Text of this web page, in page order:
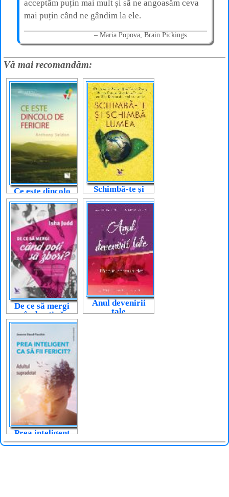
acceptăm puțin mai mult și să ne angoasăm ceva
mai puțin când ne gândim la ele.
Maria Popova, Brain Pickings
Vă mai recomandăm:
Ce este dincolo
de fericire
Schimbă-te și
schimbă lumea
De ce să mergi
când poți să
zbori?
Anul devenirii
tale
Prea inteligent
ca să fii fericit?